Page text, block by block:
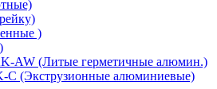
)
AW (Литые герметичные алюмин.)
C (Экструзионные алюминиевые)